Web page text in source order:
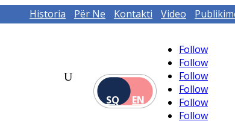
Historia Për Ne Kontakti Video
SQ
EN
Follow
Follow
Follow
Follow
Follow
Follow